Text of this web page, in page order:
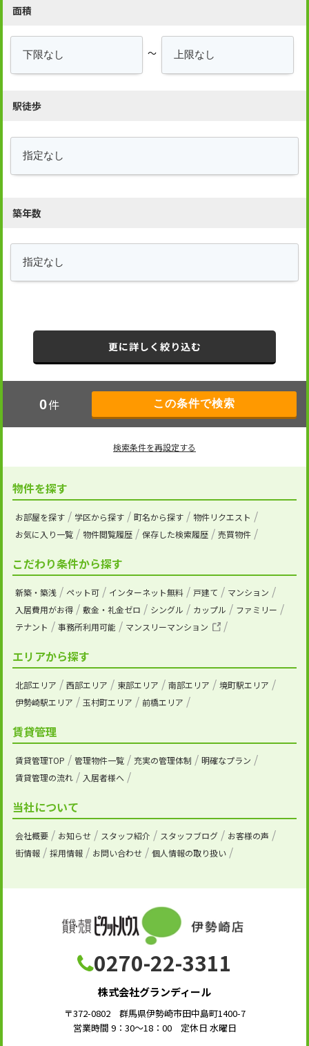
面積
～
駅徒歩
築年数
更に詳しく絞り込む
0件
検索条件を再設定する
物件を探す
お部屋を探す 学区から探す 町名から探す
物件リクエスト
お気に入り一覧
物件閲覧履歴 保存した検索履歴 売買物件
こだわり条件から探す
新築・築浅 ペット可 インターネット無料 戸建て
マンション
入居費用がお得
敷金・礼金ゼロ シングル カップル
ファミリー
テナント
事務所利用可能 マンスリーマンション
エリアから探す
北部エリア 西部エリア 東部エリア 南部エリア
境町駅エリア
伊勢崎駅エリア
玉村町エリア 前橋エリア
賃貸管理
賃貸管理TOP 管理物件一覧 充実の管理体制
明確なプラン
賃貸管理の流れ
入居者様へ
当社について
会社概要 お知らせ スタッフ紹介 スタッフブログ
お客様の声
街情報
採用情報 お問い合わせ 個人情報の取り扱い
0270-22-3311
株式会社グランディール
〒372-0802 群馬県伊勢崎市田中島町1400-7
営業時間 9：30～18：00 定休日 水曜日